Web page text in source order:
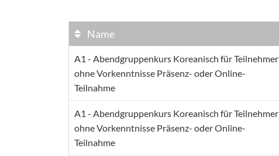
Name
A1 - Abendgruppenkurs Koreanisch für Teilnehmer
ohne Vorkenntnisse Präsenz- oder Online-
Teilnahme
A1 - Abendgruppenkurs Koreanisch für Teilnehmer
ohne Vorkenntnisse Präsenz- oder Online-
Teilnahme